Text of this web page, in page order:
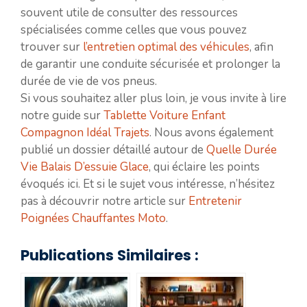
souvent utile de consulter des ressources
spécialisées comme celles que vous pouvez
trouver sur l’entretien optimal des véhicules, afin
de garantir une conduite sécurisée et prolonger la
durée de vie de vos pneus.
Si vous souhaitez aller plus loin, je vous invite à lire
notre guide surTablette Voiture Enfant
Compagnon Idéal Trajets. Nous avons également
publié un dossier détaillé autour de Quelle Durée
Vie Balais D’essuie Glace, qui éclaire les points
évoqués ici. Et si le sujet vous intéresse, n’hésitez
pas à découvrir notre article sur Entretenir
Poignées Chauffantes Moto.
Publications Similaires :